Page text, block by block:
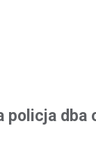
policja dba